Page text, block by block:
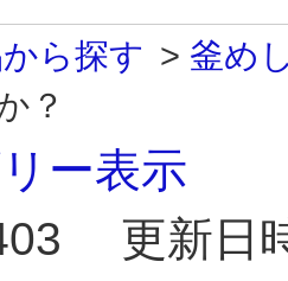
ら探す > 釜め
？
ー表示
更新日